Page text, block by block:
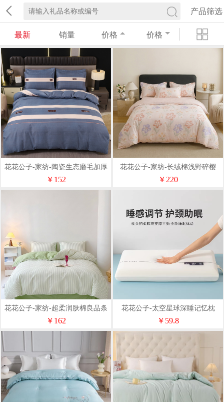
产品筛选
最新 销量 价格 价格
花花公子-家纺-陶瓷生态磨毛加厚
四件套
￥152
花花公子-家纺-长绒棉浅野碎樱
1.8m床四件套
￥220
花花公子-家纺-超柔润肤棉良品条
纹四件套
￥162
花花公子-太空星球深睡记忆枕
40*70*8cm/只
￥59.8